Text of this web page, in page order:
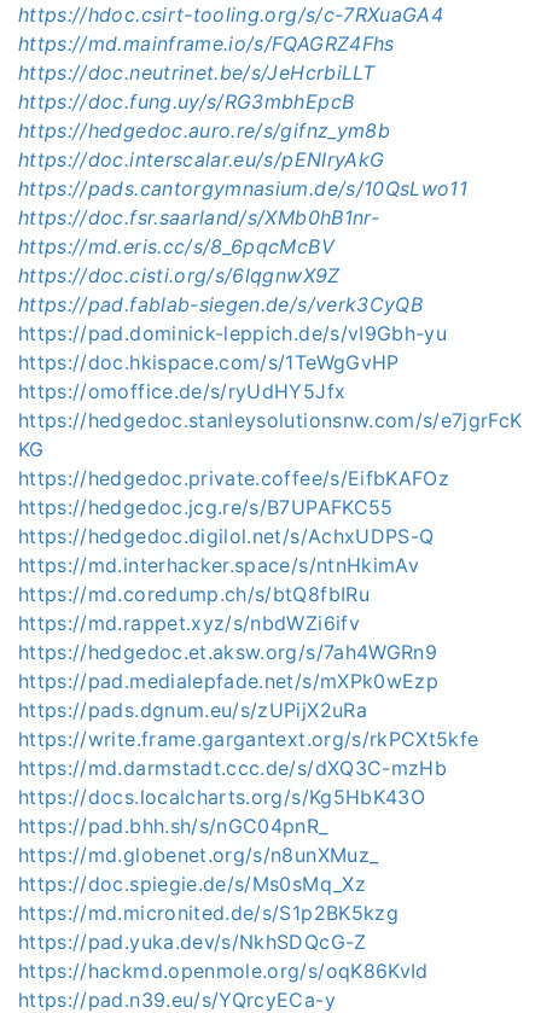
https://hdoc.csirt-tooling.org/s/c-7RXuaGA4
https://md.mainframe.io/s/FQAGRZ4Fhs
https://doc.neutrinet.be/s/JeHcrbiLLT
https://doc.fung.uy/s/RG3mbhEpcB
https://hedgedoc.auro.re/s/gifnz_ym8b
https://doc.interscalar.eu/s/pENIryAkG
https://pads.cantorgymnasium.de/s/10QsLwo11
https://doc.fsr.saarland/s/XMb0hB1nr-
https://md.eris.cc/s/8_6pqcMcBV
https://doc.cisti.org/s/6lqgnwX9Z
https://pad.fablab-siegen.de/s/verk3CyQB
https://pad.dominick-leppich.de/s/vI9Gbh-yu
https://doc.hkispace.com/s/1TeWgGvHP
https://omoffice.de/s/ryUdHY5Jfx
https://hedgedoc.stanleysolutionsnw.com/s/e7jgrFcK
KG
https://hedgedoc.private.coffee/s/EifbKAFOz
https://hedgedoc.jcg.re/s/B7UPAFKC55
https://hedgedoc.digilol.net/s/AchxUDPS-Q
https://md.interhacker.space/s/ntnHkimAv
https://md.coredump.ch/s/btQ8fbIRu
https://md.rappet.xyz/s/nbdWZi6ifv
https://hedgedoc.et.aksw.org/s/7ah4WGRn9
https://pad.medialepfade.net/s/mXPk0wEzp
https://pads.dgnum.eu/s/zUPijX2uRa
https://write.frame.gargantext.org/s/rkPCXt5kfe
https://md.darmstadt.ccc.de/s/dXQ3C-mzHb
https://docs.localcharts.org/s/Kg5HbK43O
https://pad.bhh.sh/s/nGC04pnR_
https://md.globenet.org/s/n8unXMuz_
https://doc.spiegie.de/s/Ms0sMq_Xz
https://md.micronited.de/s/S1p2BK5kzg
https://pad.yuka.dev/s/NkhSDQcG-Z
https://hackmd.openmole.org/s/oqK86KvId
https://pad.n39.eu/s/YQrcyECa-y